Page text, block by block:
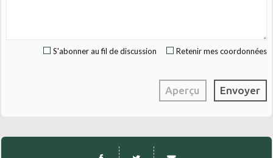
Retenir mes coordonnées
S'abonner au fil de discussion